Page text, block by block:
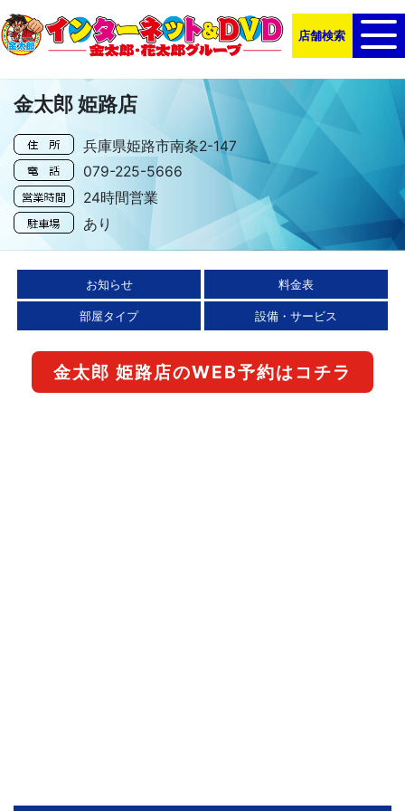
店舗検索
金太郎 姫路店
兵庫県姫路市南条2-147
079-225-5666
24時間営業
あり
お知らせ 料金表
部屋タイプ 設備・サービス
金太郎 姫路店のWEB予約はコチラ